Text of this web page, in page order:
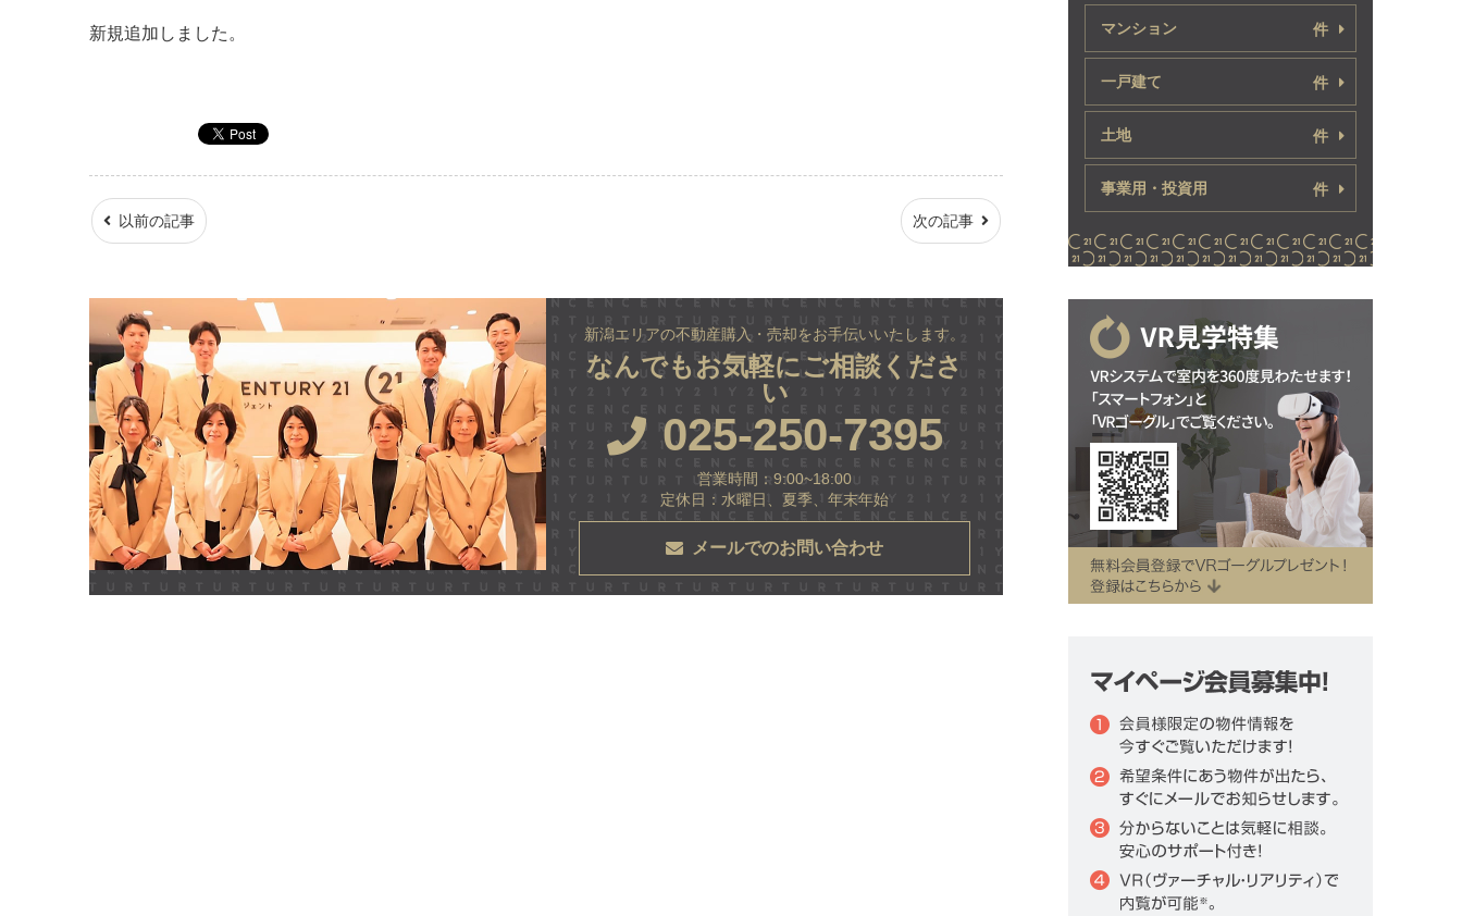
新規追加しました。
以前の記事 次の記事
新潟エリアの不動産購入・売却をお手伝いいたします。
なんでもお気軽にご相談くださ
い
025-250-7395
営業時間：9:00~18:00
定休日：水曜日、夏季、年末年始
メールでのお問い合わせ
マンション 件
一戸建て 件
土地 件
事業用・投資用 件